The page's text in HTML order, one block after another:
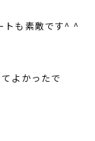
トも素敵です^ ^
よかったで